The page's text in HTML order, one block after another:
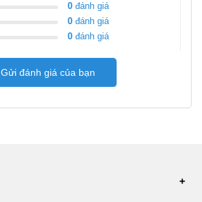
0 đánh giá
0 đánh giá
0 đánh giá
Gửi đánh giá của bạn